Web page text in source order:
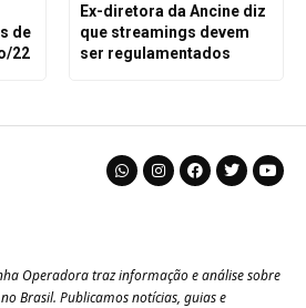
de
22
Ex-diretora da Ancine diz
que streamings devem
ser regulamentados
Operadora traz informação e análise sobre
Brasil. Publicamos notícias, guias e